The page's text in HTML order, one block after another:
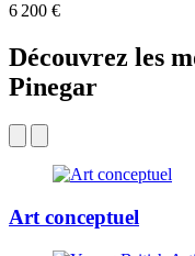
6 200 €
Découvrez les
Pinegar
Art conceptuel